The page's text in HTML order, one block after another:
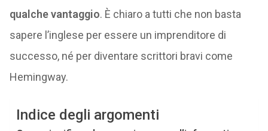
qualche vantaggio. È chiaro a tutti che non basta
sapere l’inglese per essere un imprenditore di
successo, né per diventare scrittori bravi come
Hemingway.
Indice degli argomenti